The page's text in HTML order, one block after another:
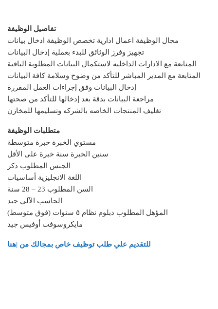
تفاصيل الوظيفة
مجال الوظيفة اعمال ادارية تخصص الوظيفة ادخال بيانات
تجهيز وفرز الوثائق للبدء بعملية إدخال البيانات
المتابعة مع الادارات الداخليه لاستكمال البيانات المطلوبة الباقية
المتابعة مع المدير المباشر للتأكد من وضوح وسلامة كافة البيانات
إدخال البيانات وفق إجراءات العمل المقررة
مراجعة البيانات بدقة بعد إدخالها للتأكد من صحتها
تغليف المنتجات الخاصه بالشركه وتسليمها للمخازن
متطلبات الوظيفة
مستوي الخبرة خبرة متوسطة
سنين الخبرة سنة خبرة على الأقل
الجنس المطلوب ذكر
اللغة الانجليزية أساسيات
السن المطلوب 23 – 28 سنة
الحاسب الآلي جيد
المؤهل المطلوب دبلوم نظام ٥ سنوات (فوق متوسط)
مايكروسوفت أوفيس جيد
للتقديم علي طلب توظيف خاص بمجالك من |هنا